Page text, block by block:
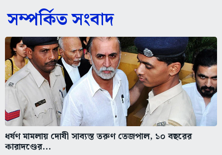
সম্পর্কিত সংবাদ
ধর্ষণ মামলায় দোষী সাব্যস্ত তরুণ তেজপাল, ১০ বছরের
কারাদণ্ডের...